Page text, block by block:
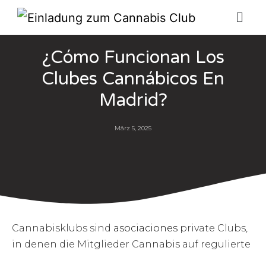
¿Cómo Funcionan Los
Clubes Cannábicos En
Madrid?
März 5, 2025
Cannabisklubs sind asociaciones private Clubs,
in denen die Mitglieder Cannabis auf regulierte